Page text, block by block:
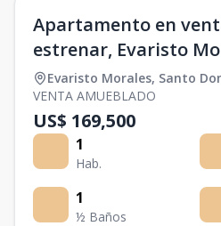
Apartamento en
estrenar, Evaristo
Evaristo Morales, Santo
VENTA AMUEBLADO
US$ 169,500
1
Hab.
1
½ Baños